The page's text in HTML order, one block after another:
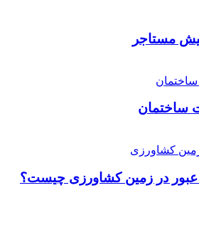
مستاجر
ساختمان
عبور در زمین کشاورزی چیست؟